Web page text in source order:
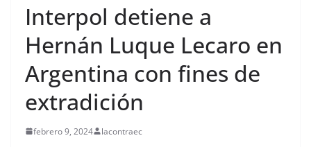
Interpol detiene a
Hernán Luque Lecaro en
Argentina con fines de
extradición
febrero 9, 2024 lacontraec